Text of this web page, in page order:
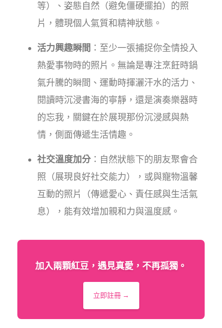
等）、姿態自然（避免僵硬擺拍）的照
片，體現個人氣質和精神狀態。
活力興趣瞬間 ：至少一張捕捉你全情投入
熱愛事物時的照片。無論是專注烹飪時鍋
氣升騰的瞬間、運動時揮灑汗水的活力、
閱讀時沉浸書海的寧靜，還是演奏樂器時
的忘我，關鍵在於展現那份沉浸感與熱
情，側面傳遞生活情趣。
社交溫度加分：自然狀態下的朋友聚會合
照（展現良好社交能力），或與寵物溫馨
互動的照片（傳遞愛心、責任感與生活氣
息），能有效增加親和力與溫度感。
加入兩顆紅豆，遇見真愛，不再孤獨。
立即註冊 →